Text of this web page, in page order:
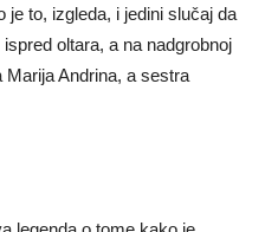
je to, izgleda, i jedini slučaj da
oltara, a na nadgrobnoj
Marija Andrina, a sestra